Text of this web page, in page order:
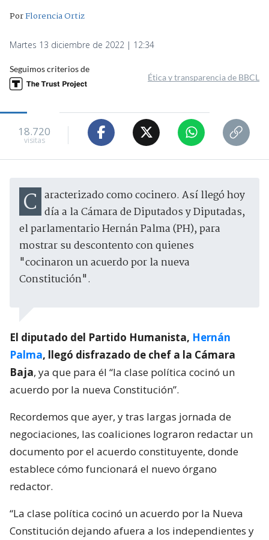
PorFlorencia Ortiz
Martes 13 diciembre de 2022 | 12:34
Seguimos criterios de
Ética y transparencia de BBCL
18.720
visitas
Caracterizado como cocinero. Así llegó hoy día a la Cámara de Diputados y Diputadas,
el parlamentario Hernán Palma (PH), para
mostrar su descontento con quienes
"cocinaron un acuerdo por la nueva
Constitución".
El diputado del Partido Humanista, Hernán
Palma, llegó disfrazado de chef a la Cámara
Baja, ya que para él “la clase política cocinó un
acuerdo por la nueva Constitución”.
Recordemos que ayer, y tras largas jornada de
negociaciones, las coaliciones lograron redactar un
documento por el acuerdo constituyente, donde
establece cómo funcionará el nuevo órgano
redactor.
“La clase política cocinó un acuerdo por la Nueva
Constitución dejando afuera a los independientes y